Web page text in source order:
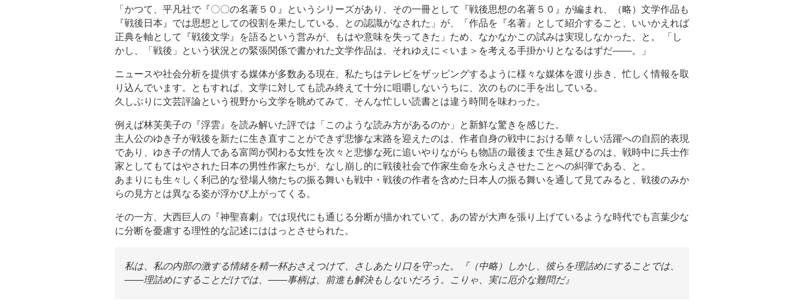
「かつて、平凡社で『〇〇の名著５０』というシリーズがあり、その一冊として『戦後思想の名著５０』が編まれ、（略）文学作品も
『戦後日本』では思想としての役割を果たしている、との認識がなされた」が、「作品を『名著』として紹介すること、いいかえれば
正典を軸として『戦後文学』を語るという営みが、もはや意味を失ってきた」ため、なかなかこの試みは実現しなかった、と。 「し
かし、「戦後」という状況との緊張関係で書かれた文学作品は、それゆえに＜いま＞を考える手掛かりとなるはずだ――。」
ニュースや社会分析を提供する媒体が多数ある現在、私たちはテレビをザッピングするように様々な媒体を渡り歩き、忙しく情報を取
り込んでいます。ともすれば、文学に対しても読み終えて十分に咀嚼しないうちに、次のものに手を出している。
久しぶりに文芸評論という視野から文学を眺めてみて、そんな忙しい読書とは違う時間を味わった。
例えば林芙美子の『浮雲』を読み解いた評では「このような読み方があるのか」と新鮮な驚きを感じた。
主人公のゆき子が戦後を新たに生き直すことができず悲惨な末路を迎えたのは、作者自身の戦中における華々しい活躍への自罰的表現
であり、ゆき子の情人である富岡が関わる女性を次々と悲惨な死に追いやりながらも物語の最後まで生き延びるのは、戦時中に兵士作
家としてもてはやされた日本の男性作家たちが、なし崩し的に戦後社会で作家生命を永らえさせたことへの糾弾である、と。
あまりにも生々しく利己的な登場人物たちの振る舞いも戦中・戦後の作者を含めた日本人の振る舞いを通して見てみると、戦後のみか
らの見方とは異なる姿が浮かび上がってくる。
その一方、大西巨人の『神聖喜劇』では現代にも通じる分断が描かれていて、あの皆が大声を張り上げているような時代でも言葉少な
に分断を憂慮する理性的な記述にははっとさせられた。
私は、私の内部の激する情緒を精一杯おさえつけて、さしあたり口を守った。『（中略）しかし、彼らを理詰めにすることでは、
――理詰めにすることだけでは、――事柄は、前進も解決もしないだろう。こりゃ、実に厄介な難問だ』